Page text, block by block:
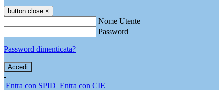
button close ×
Nome Utente
Password
Password dimenticata?
-
Entra con SPID Entra con CIE